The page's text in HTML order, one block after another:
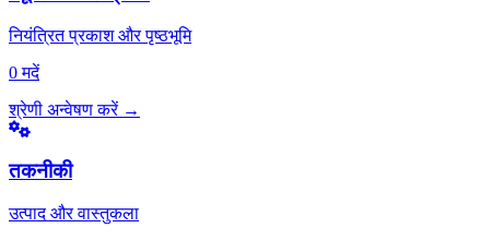
नियंत्रित प्रकाश और पृष्ठभूमि
0 मदें
श्रेणी अन्वेषण करें →
तकनीकी
उत्पाद और वास्तुकला